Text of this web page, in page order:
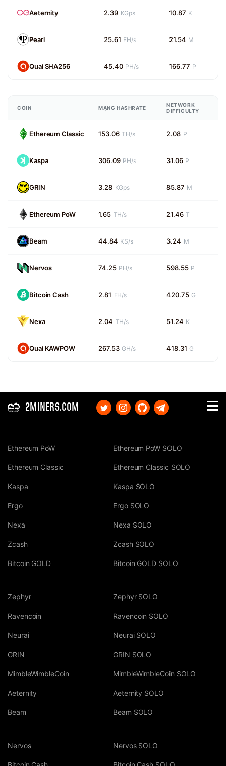
Aeternity 2.39 KGps 10.87 K
Pearl 25.61 EH/s 21.54 M
Quai SHA256 45.40 PH/s 166.77 P
COIN MẠNG HASHRATE
NETWORK
DIFFICULTY
Ethereum Classic 153.06 TH/s 2.08 P
Kaspa 306.09 PH/s 31.06 P
GRIN 3.28 KGps 85.87 M
Ethereum PoW 1.65 TH/s 21.46 T
Beam 44.84 KS/s 3.24 M
Nervos 74.25 PH/s 598.55 P
Bitcoin Cash 2.81 EH/s 420.75 G
Nexa 2.04 TH/s 51.24 K
Quai KAWPOW 267.53 GH/s 418.31 G
2MINERS.COM
Ethereum PoW
Ethereum Classic
Kaspa
Ergo
Nexa
Zcash
Bitcoin GOLD
Ethereum PoW SOLO
Ethereum Classic SOLO
Kaspa SOLO
Ergo SOLO
Nexa SOLO
Zcash SOLO
Bitcoin GOLD SOLO
Zephyr
Ravencoin
Neurai
GRIN
MimbleWimbleCoin
Aeternity
Beam
Zephyr SOLO
Ravencoin SOLO
Neurai SOLO
GRIN SOLO
MimbleWimbleCoin SOLO
Aeternity SOLO
Beam SOLO
Nervos Nervos SOLO